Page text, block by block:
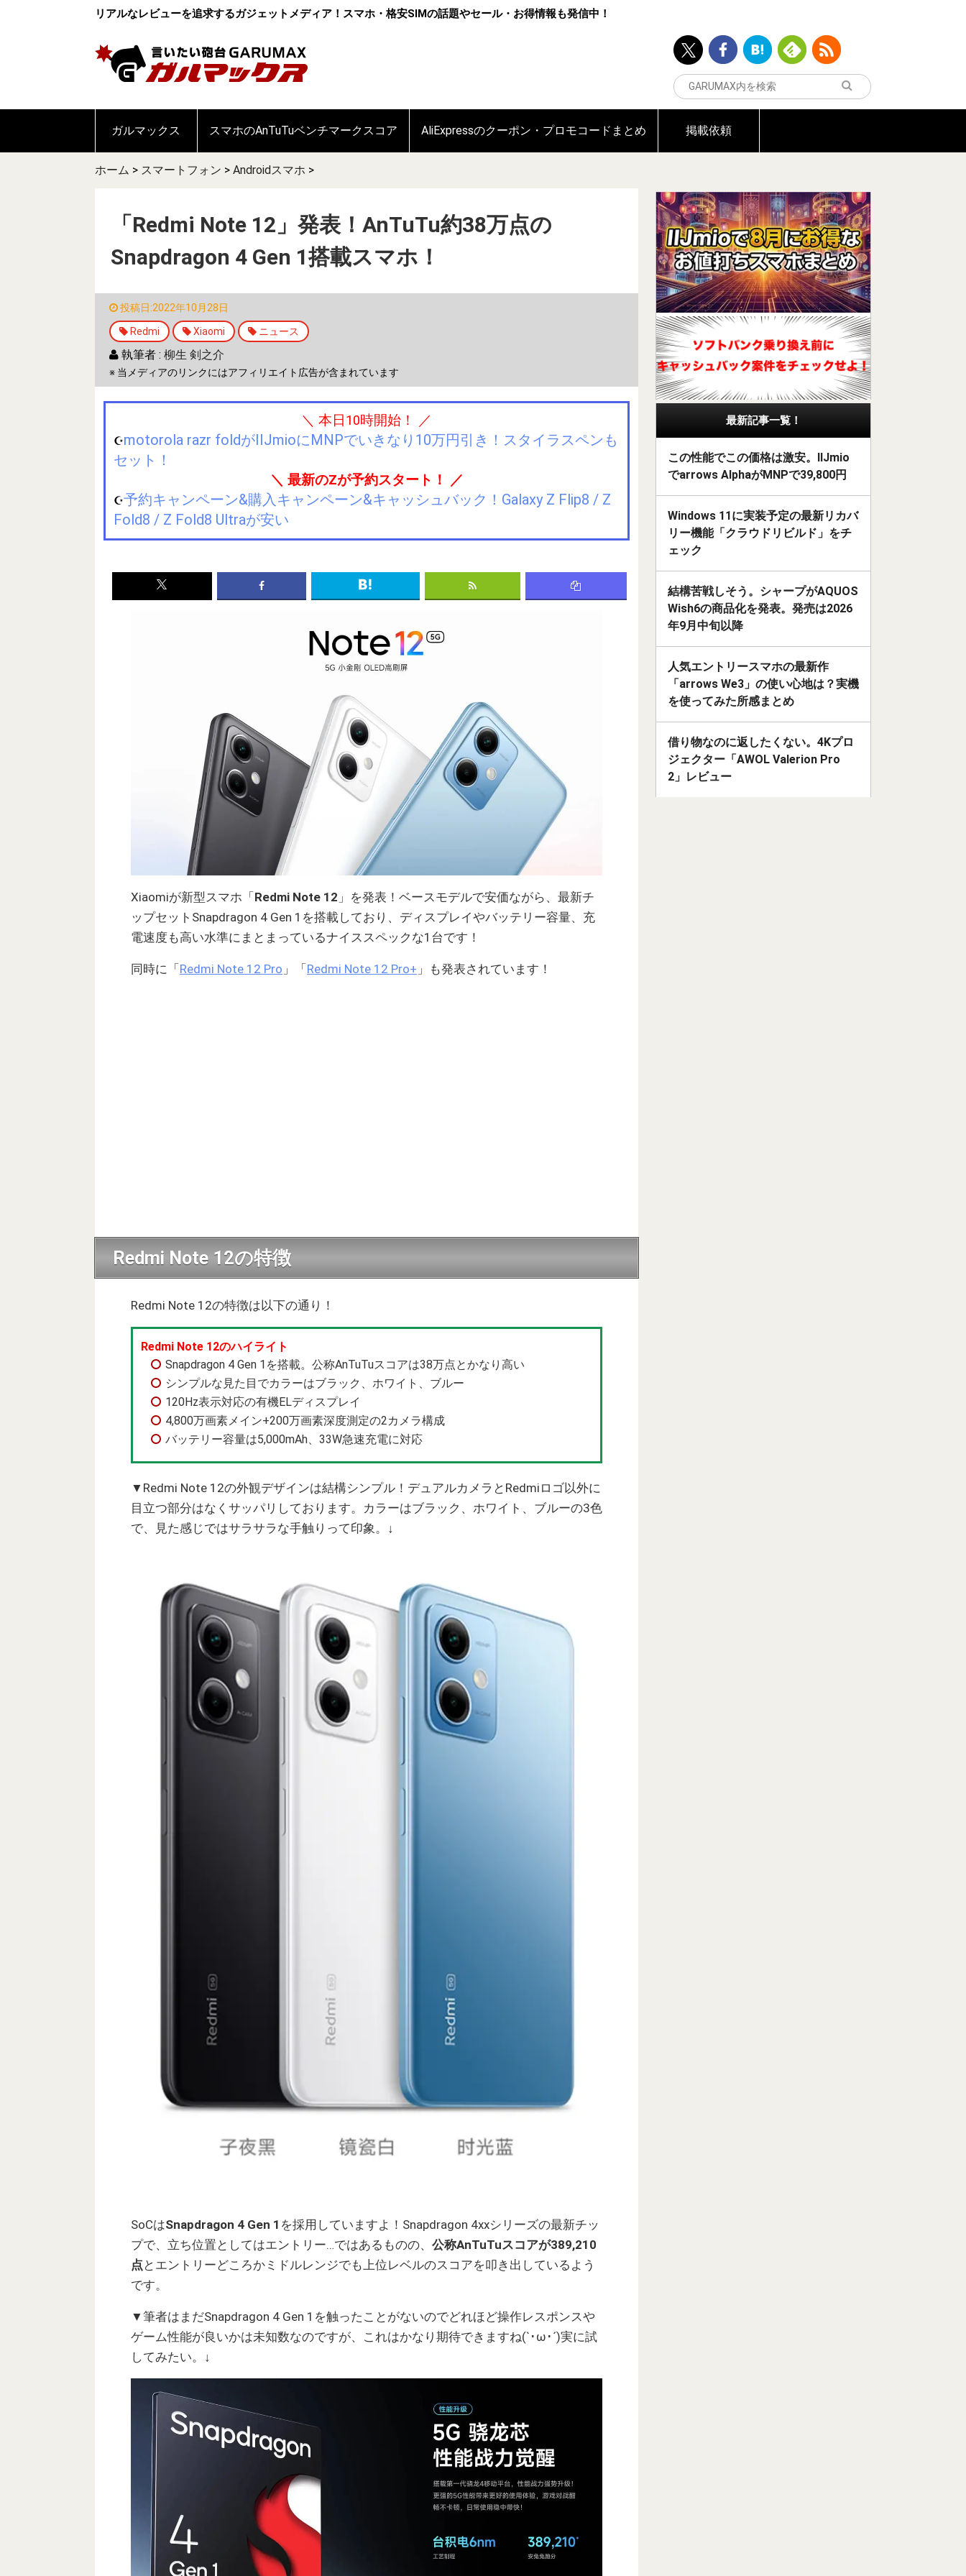
リアルなレビューを追求するガジェットメディア！スマホ・格安SIMの話題やセール・お得情報も発信中！
ガルマックス スマホのAnTuTuベンチマークスコア AliExpressのクーポン・プロモコードまとめ 掲載依頼
ホーム > スマートフォン > Androidスマホ >
「Redmi Note 12」発表！AnTuTu約38万点の
Snapdragon 4 Gen 1搭載スマホ！
投稿日:2022年10月28日
Redmi Xiaomi ニュース
執筆者 : 柳生 剣之介
※ 当メディアのリンクにはアフィリエイト広告が含まれています
＼ 本日10時開始！ ／
☪️motorola razr foldがIIJmioにMNPでいきなり10万円引き！スタイラスペンも
セット！
＼ 最新のZが予約スタート！ ／
☪️予約キャンペーン&購入キャンペーン&キャッシュバック！Galaxy Z Flip8 / Z
Fold8 / Z Fold8 Ultraが安い
Xiaomiが新型スマホ「Redmi Note 12 」を発表！ベースモデルで安価ながら、最新チ
ップセットSnapdragon 4 Gen 1を搭載しており、ディスプレイやバッテリー容量、充
電速度も高い水準にまとまっているナイススペックな1台です！
同時に「Redmi Note 12 Pro 」「Redmi Note 12 Pro+ 」も発表されています！
Redmi Note 12の特徴
Redmi Note 12の特徴は以下の通り！
Redmi Note 12のハイライト
Snapdragon 4 Gen 1を搭載。公称AnTuTuスコアは38万点とかなり高い
シンプルな見た目でカラーはブラック、ホワイト、ブルー
120Hz表示対応の有機ELディスプレイ
4,800万画素メイン+200万画素深度測定の2カメラ構成
バッテリー容量は5,000mAh、33W急速充電に対応
▼Redmi Note 12の外観デザインは結構シンプル！デュアルカメラとRedmiロゴ以外に
目立つ部分はなくサッパリしております。カラーはブラック、ホワイト、ブルーの3色
で、見た感じではサラサラな手触りって印象。↓
SoCはSnapdragon 4 Gen 1 を採用していますよ！Snapdragon 4xxシリーズの最新チッ
プで、立ち位置としてはエントリー…ではあるものの、 公称AnTuTuスコアが389,210
点 とエントリーどころかミドルレンジでも上位レベルのスコアを叩き出しているよう
です。
▼筆者はまだSnapdragon 4 Gen 1を触ったことがないのでどれほど操作レスポンスや
ゲーム性能が良いかは未知数なのですが、これはかなり期待できますね(`･ω･´)実に試
してみたい。↓
最新記事一覧！
この性能でこの価格は激安。IIJmio
でarrows AlphaがMNPで39,800円
Windows 11に実装予定の最新リカバ
リー機能「クラウドリビルド」をチ
ェック
結構苦戦しそう。シャープがAQUOS
Wish6の商品化を発表。発売は2026
年9月中旬以降
人気エントリースマホの最新作
「arrows We3」の使い心地は？実機
を使ってみた所感まとめ
借り物なのに返したくない。4Kプロ
ジェクター「AWOL Valerion Pro
2」レビュー